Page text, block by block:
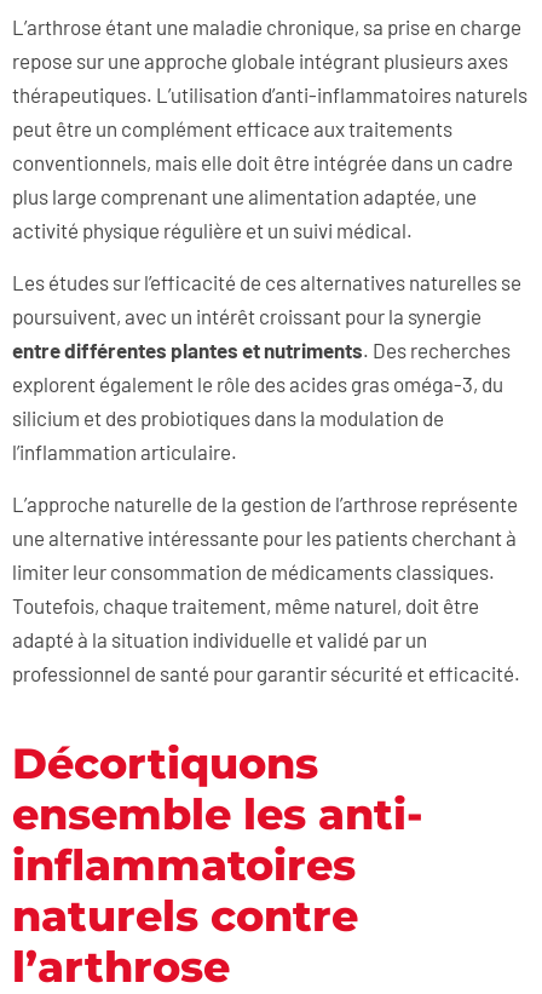
L’arthrose étant une maladie chronique, sa prise en charge
repose sur une approche globale intégrant plusieurs axes
thérapeutiques. L’utilisation d’anti-inflammatoires naturels
peut être un complément efficace aux traitements
conventionnels, mais elle doit être intégrée dans un cadre
plus large comprenant une alimentation adaptée, une
activité physique régulière et un suivi médical.
Les études sur l’efficacité de ces alternatives naturelles se
poursuivent, avec un intérêt croissant pour la synergie
entre différentes plantes et nutriments. Des recherches
explorent également le rôle des acides gras oméga-3, du
silicium et des probiotiques dans la modulation de
l’inflammation articulaire.
L’approche naturelle de la gestion de l’arthrose représente
une alternative intéressante pour les patients cherchant à
limiter leur consommation de médicaments classiques.
Toutefois, chaque traitement, même naturel, doit être
adapté à la situation individuelle et validé par un
professionnel de santé pour garantir sécurité et efficacité.
Décortiquons
ensemble les anti-
inflammatoires
naturels contre
l’arthrose